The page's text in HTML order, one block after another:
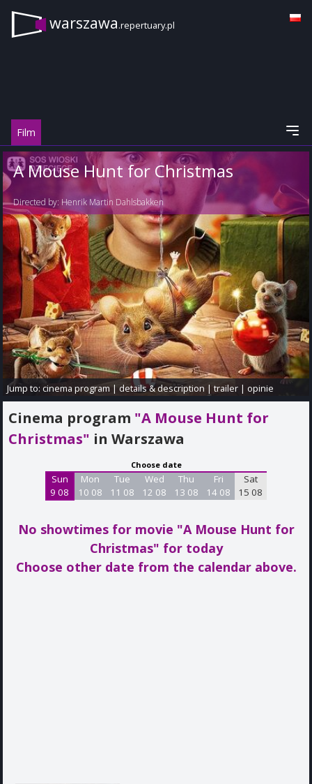
warszawa.repertuary.pl
Film
A Mouse Hunt for Christmas
Directed by: Henrik Martin Dahlsbakken
Jump to:cinema program |details & description |trailer |opinie
Cinema program "A Mouse Hunt for
Christmas" in Warszawa
Choose date
Sun
9 08
Mon
10 08
Tue
11 08
Wed
12 08
Thu
13 08
Fri
14 08
Sat
15 08
No showtimes for movie "A Mouse Hunt for
Christmas" for today
Choose other date from the calendar above.